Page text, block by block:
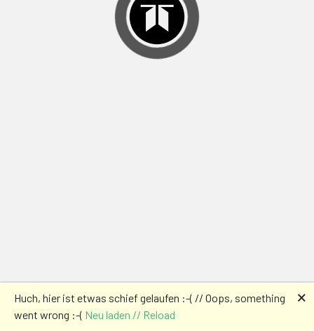
Huch, hier ist etwas schief gelaufen :-( // Oops, something
went wrong :-( Neu laden // Reload
🗙